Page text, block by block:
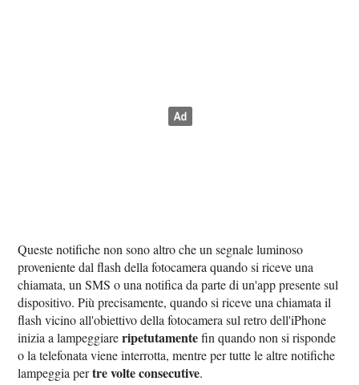
Queste notifiche non sono altro che un segnale luminoso
proveniente dal flash della fotocamera quando si riceve una
chiamata, un SMS o una notifica da parte di un'app presente sul
dispositivo. Più precisamente, quando si riceve una chiamata il
flash vicino all'obiettivo della fotocamera sul retro dell'iPhone
inizia a lampeggiareripetutamentefin quando non si risponde
o la telefonata viene interrotta, mentre per tutte le altre notifiche
lampeggia pertre volte consecutive.